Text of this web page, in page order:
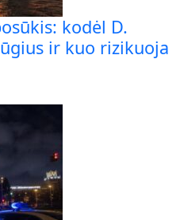
kodėl D.
ir kuo rizikuoja